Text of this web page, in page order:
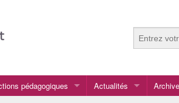
pédagogiques
Actualités